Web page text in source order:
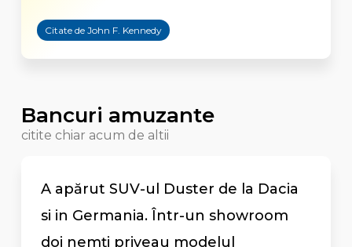
Citate de John F. Kennedy
Bancuri amuzante
citite chiar acum de altii
A apărut SUV-ul Duster de la Dacia
si in Germania. Într-un showroom
doi nemți priveau modelul